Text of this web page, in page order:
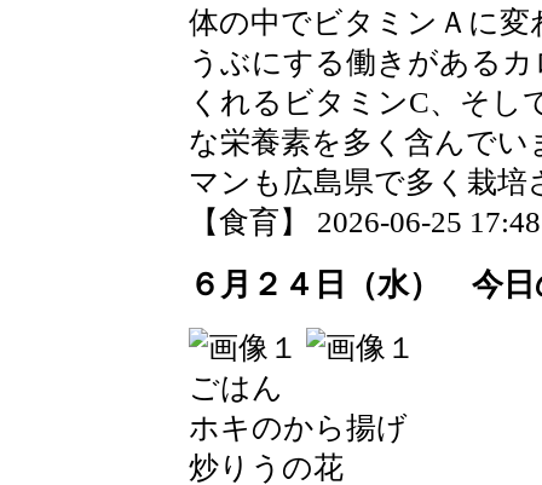
体の中でビタミンＡに
うぶにする働きがある
くれるビタミンC、そし
な栄養素を多く含んで
マンも広島県で多く栽培
【食育】 2026-06-25
６月２４日（水） 今日
ごはん
ホキのから揚げ
炒りうの花